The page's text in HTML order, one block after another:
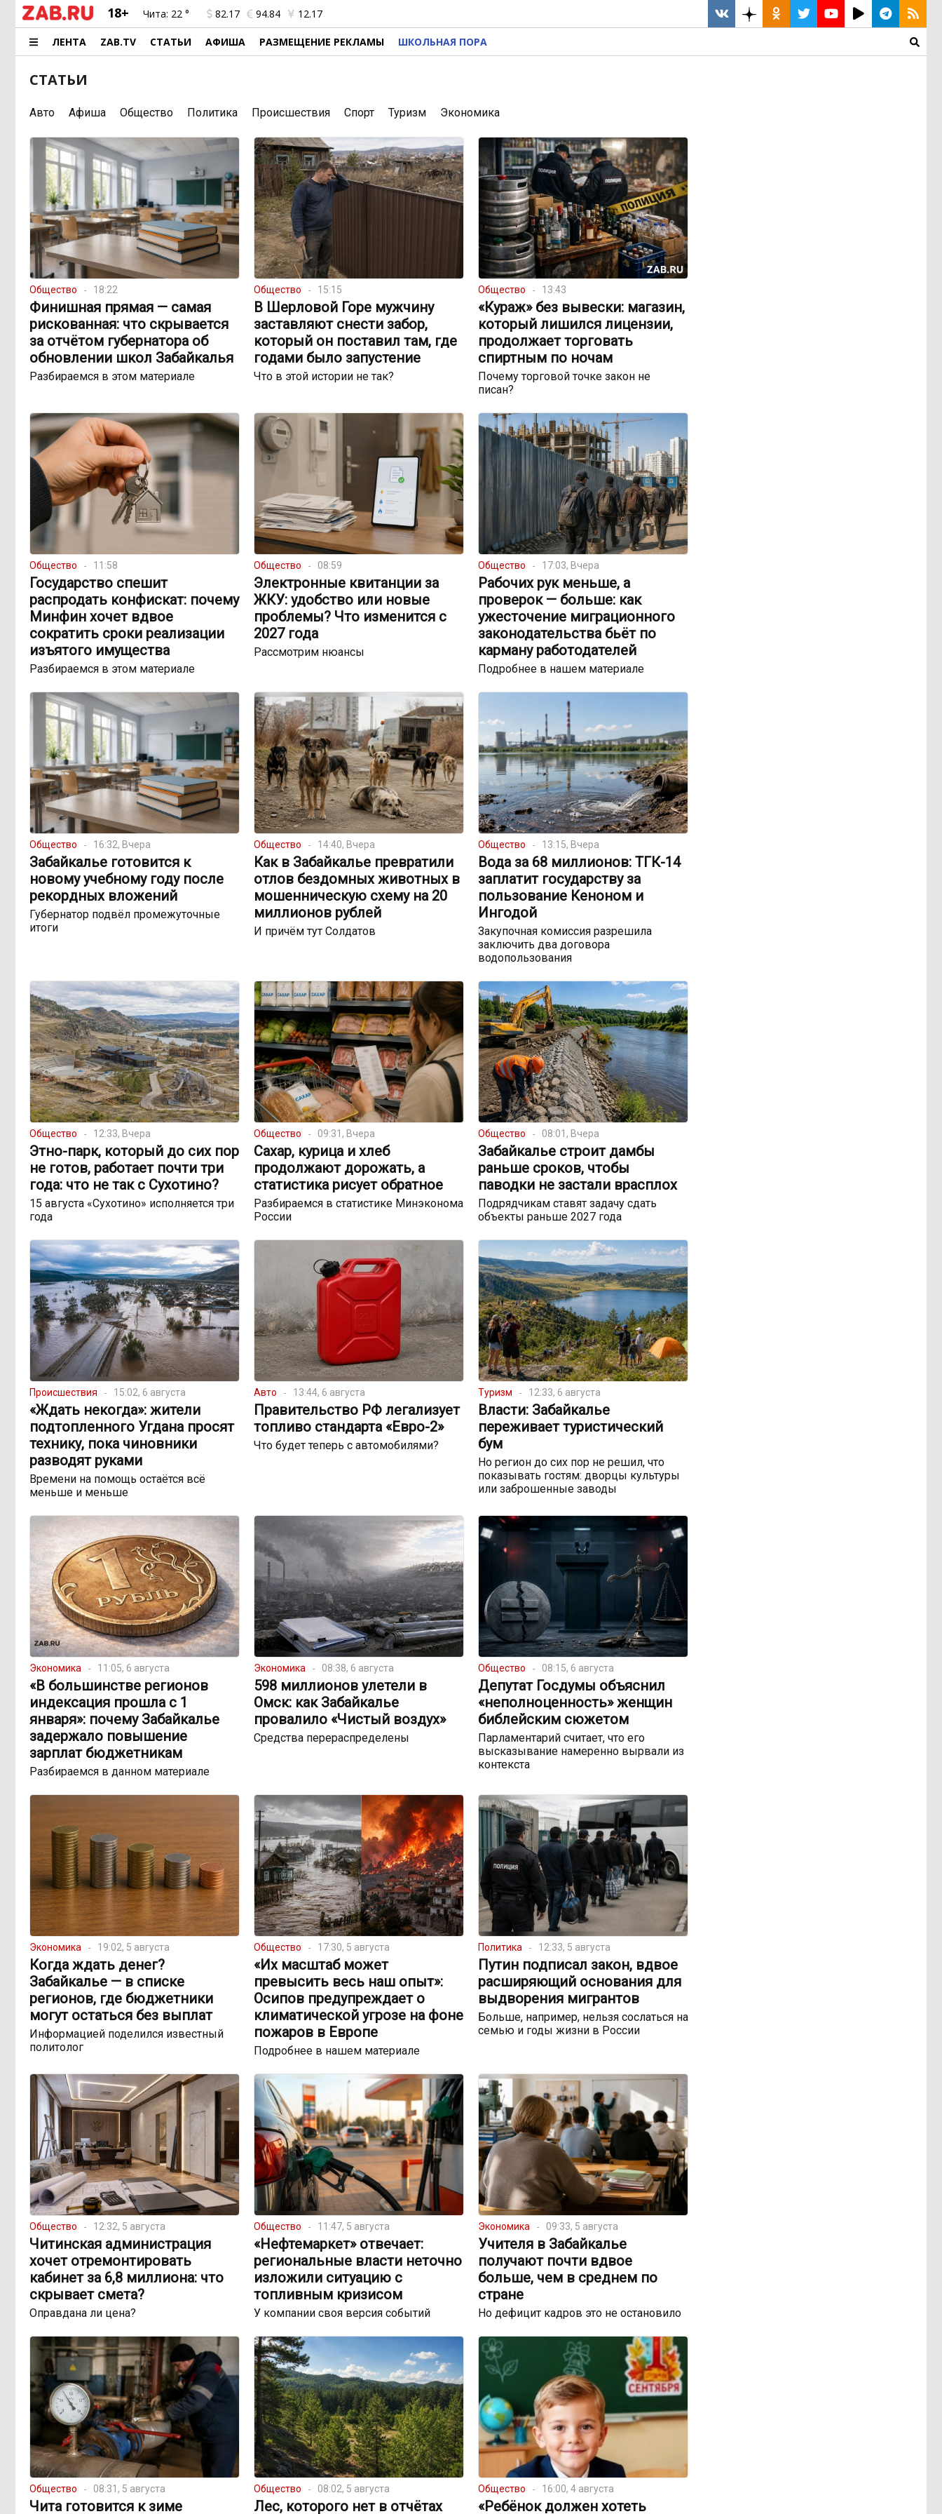
18+ Чита: 22 ° 82.17 94.84 12.17
ЛЕНТА ZAB.TV СТАТЬИ АФИША РАЗМЕЩЕНИЕ РЕКЛАМЫ ШКОЛЬНАЯ ПОРА
СТАТЬИ
Авто Афиша Общество Политика Происшествия Спорт Туризм Экономика
Общество 18:22
Финишная прямая — самая
рискованная: что скрывается
за отчётом губернатора об
обновлении школ Забайкалья
Разбираемся в этом материале
Общество 15:15
В Шерловой Горе мужчину
заставляют снести забор,
который он поставил там, где
годами было запустение
Что в этой истории не так?
Общество 13:43
«Кураж» без вывески: магазин,
который лишился лицензии,
продолжает торговать
спиртным по ночам
Почему торговой точке закон не
писан?
Общество 11:58
Государство спешит
распродать конфискат: почему
Минфин хочет вдвое
сократить сроки реализации
изъятого имущества
Разбираемся в этом материале
Общество 08:59
Электронные квитанции за
ЖКУ: удобство или новые
проблемы? Что изменится с
2027 года
Рассмотрим нюансы
Общество 17:03, Вчера
Рабочих рук меньше, а
проверок — больше: как
ужесточение миграционного
законодательства бьёт по
карману работодателей
Подробнее в нашем материале
Общество 16:32, Вчера
Забайкалье готовится к
новому учебному году после
рекордных вложений
Губернатор подвёл промежуточные
итоги
Общество 14:40, Вчера
Как в Забайкалье превратили
отлов бездомных животных в
мошенническую схему на 20
миллионов рублей
И причём тут Солдатов
Общество 13:15, Вчера
Вода за 68 миллионов: ТГК-14
заплатит государству за
пользование Кеноном и
Ингодой
Закупочная комиссия разрешила
заключить два договора
водопользования
Общество 12:33, Вчера
Этно-парк, который до сих пор
не готов, работает почти три
года: что не так с Сухотино?
15 августа «Сухотино» исполняется три
года
Общество 09:31, Вчера
Сахар, курица и хлеб
продолжают дорожать, а
статистика рисует обратное
Разбираемся в статистике Минэконома
России
Общество 08:01, Вчера
Забайкалье строит дамбы
раньше сроков, чтобы
паводки не застали врасплох
Подрядчикам ставят задачу сдать
объекты раньше 2027 года
Происшествия 15:02, 6 августа
«Ждать некогда»: жители
подтопленного Угдана просят
технику, пока чиновники
разводят руками
Времени на помощь остаётся всё
меньше и меньше
Авто 13:44, 6 августа
Правительство РФ легализует
топливо стандарта «Евро-2»
Что будет теперь с автомобилями?
Туризм 12:33, 6 августа
Власти: Забайкалье
переживает туристический
бум
Но регион до сих пор не решил, что
показывать гостям: дворцы культуры
или заброшенные заводы
Экономика 11:05, 6 августа
«В большинстве регионов
индексация прошла с 1
января»: почему Забайкалье
задержало повышение
зарплат бюджетникам
Разбираемся в данном материале
Экономика 08:38, 6 августа
598 миллионов улетели в
Омск: как Забайкалье
провалило «Чистый воздух»
Средства перераспределены
Общество 08:15, 6 августа
Депутат Госдумы объяснил
«неполноценность» женщин
библейским сюжетом
Парламентарий считает, что его
высказывание намеренно вырвали из
контекста
Экономика 19:02, 5 августа
Когда ждать денег?
Забайкалье — в списке
регионов, где бюджетники
могут остаться без выплат
Информацией поделился известный
политолог
Общество 17:30, 5 августа
«Их масштаб может
превысить весь наш опыт»:
Осипов предупреждает о
климатической угрозе на фоне
пожаров в Европе
Подробнее в нашем материале
Политика 12:33, 5 августа
Путин подписал закон, вдвое
расширяющий основания для
выдворения мигрантов
Больше, например, нельзя сослаться на
семью и годы жизни в России
Общество 12:32, 5 августа
Читинская администрация
хочет отремонтировать
кабинет за 6,8 миллиона: что
скрывает смета?
Оправдана ли цена?
Общество 11:47, 5 августа
«Нефтемаркет» отвечает:
региональные власти неточно
изложили ситуацию с
топливным кризисом
У компании своя версия событий
Экономика 09:33, 5 августа
Учителя в Забайкалье
получают почти вдвое
больше, чем в среднем по
стране
Но дефицит кадров это не остановило
Общество 08:31, 5 августа
Чита готовится к зиме
Общество 08:02, 5 августа
Лес, которого нет в отчётах
Общество 16:00, 4 августа
«Ребёнок должен хотеть